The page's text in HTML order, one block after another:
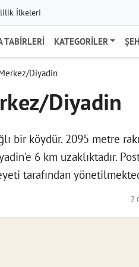
İlkeleri
TABIRLERI KATEGORILER
Diyadin
Diyadin
bir köydür. 2095 metre
6 km uzaklıktadır.
tarafından
2